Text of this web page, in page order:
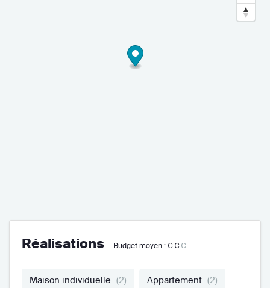
Réalisations Budget moyen : €€€
Maison individuelle (2) Appartement (2)